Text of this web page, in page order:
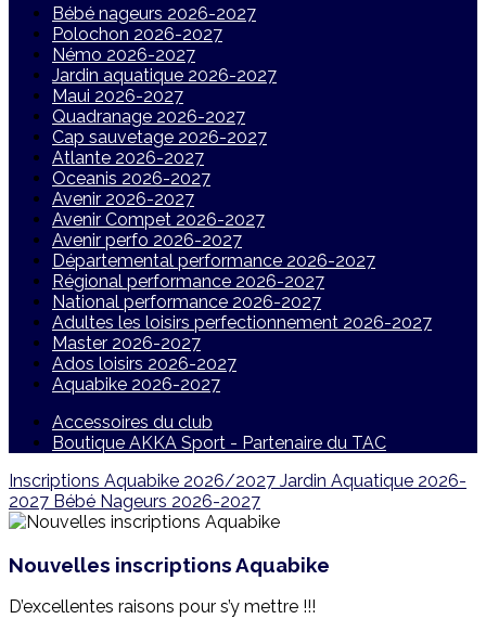
Bébé nageurs 2026-2027
Polochon 2026-2027
Némo 2026-2027
Jardin aquatique 2026-2027
Maui 2026-2027
Quadranage 2026-2027
Cap sauvetage 2026-2027
Atlante 2026-2027
Oceanis 2026-2027
Avenir 2026-2027
Avenir Compet 2026-2027
Avenir perfo 2026-2027
Départemental performance 2026-2027
Régional performance 2026-2027
National performance 2026-2027
Adultes les loisirs perfectionnement 2026-2027
Master 2026-2027
Ados loisirs 2026-2027
Aquabike 2026-2027
Accessoires du club
Boutique AKKA Sport - Partenaire du TAC
Inscriptions Aquabike 2026/2027 Jardin Aquatique 2026-
2027 Bébé Nageurs 2026-2027
Nouvelles inscriptions Aquabike
D’excellentes raisons pour s’y mettre !!!